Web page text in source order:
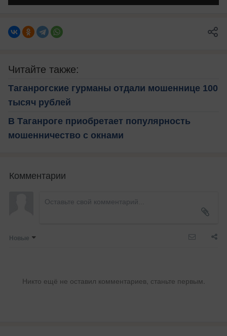
Читайте также:
Таганрогские гурманы отдали мошеннице 100
тысяч рублей
В Таганроге приобретает популярность
мошенничество с окнами
Комментарии
Новые
Никто ещё не оставил комментариев, станьте первым.